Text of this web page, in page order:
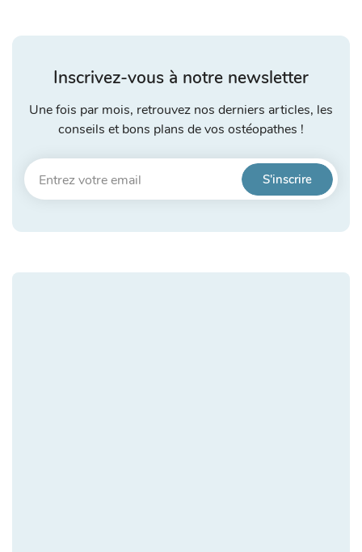
Inscrivez-vous à notre newsletter
Une fois par mois, retrouvez nos derniers articles, les
conseils et bons plans de vos ostéopathes !